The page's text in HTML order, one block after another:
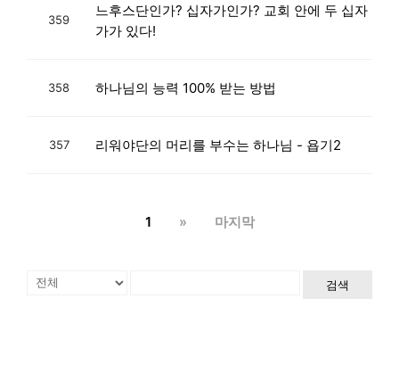
359
느후스단인가? 십자가인가? 교회 안에 두 십자
가가 있다!
358 하나님의 능력 100% 받는 방법
357 리워야단의 머리를 부수는 하나님 - 욥기2
1 » 마지막
검색